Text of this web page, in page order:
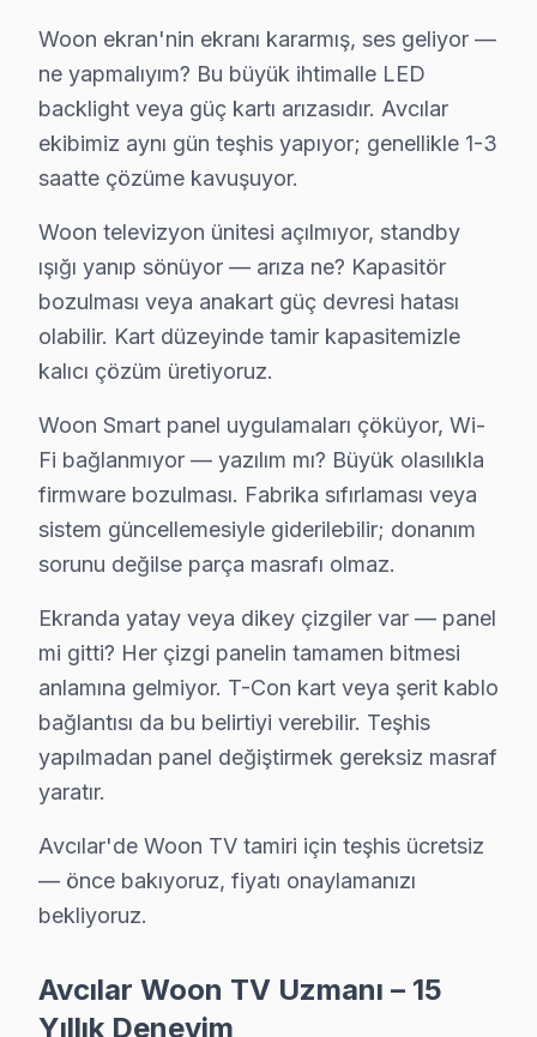
• Temiz ve düzenli çalışma prensibi
Avcılar'da Woon televizyonlarınızı emin ellere teslim
Woon TV Servis Ağımız: Avcılar Tüm
Avcılar'de Woon televizyon servisi arayan tüm
Tahtakale, Üniversite, Yeşilkent mahallelerinde
Ambarlı, Cihangir, Denizköşkler bölgelerinde
Firuzköy, Gümüşpala, Mustafa Kemal Paşa
Avcılar'de Woon Servis Hizmetleri
Avcılar bölgesinde Woon televizyon ünitesi tamirinde
Woon LED ve LCD Panel Tamiri: Woon'ın
Anakart ve Güç Kartı Onarımı: BGA reballing ve
Woon Yazılım ve Sistem Desteği: TV, Reparasyon
» Avcılar'e ve çevre mahallelere yerinde servis
Şeffaf Fiyatlandırma ve Müşteri Memnuniyeti
Servis sürecinin başından sonuna kadar şeffaf fiyat
Ücretsiz Arıza Tespiti: Avcılar'de arıza tespiti
Şeffaf Fiyat Teklifi: Hangi bileşenlerin değişeceğini,
Garantili Servis Avantajı: 6 ay-2 yıl garanti ile aynı
» Basit arızalarda aynı gün servis tamamlanır.
Avcılar Woon TV Bakım Paketi – Uzun Ömür
TV bakım hizmetlerimiz:
• Avcılar'de iç temizlik ve soğutma verimliliği artırımı
Woon ekran'nin ekranı kararmış, ses geliyor —
ne yapmalıyım? Bu büyük ihtimalle LED
backlight veya güç kartı arızasıdır. Avcılar
ekibimiz aynı gün teşhis yapıyor; genellikle 1-3
saatte çözüme kavuşuyor.
Woon televizyon ünitesi açılmıyor, standby
ışığı yanıp sönüyor — arıza ne? Kapasitör
bozulması veya anakart güç devresi hatası
olabilir. Kart düzeyinde tamir kapasitemizle
kalıcı çözüm üretiyoruz.
Woon Smart panel uygulamaları çöküyor, Wi-
Fi bağlanmıyor — yazılım mı? Büyük olasılıkla
firmware bozulması. Fabrika sıfırlaması veya
sistem güncellemesiyle giderilebilir; donanım
sorunu değilse parça masrafı olmaz.
Ekranda yatay veya dikey çizgiler var — panel
mi gitti? Her çizgi panelin tamamen bitmesi
anlamına gelmiyor. T-Con kart veya şerit kablo
bağlantısı da bu belirtiyi verebilir. Teşhis
yapılmadan panel değiştirmek gereksiz masraf
yaratır.
Avcılar'de Woon TV tamiri için teşhis ücretsiz
— önce bakıyoruz, fiyatı onaylamanızı
bekliyoruz.
Avcılar Woon TV Uzmanı – 15
Yıllık Deneyim